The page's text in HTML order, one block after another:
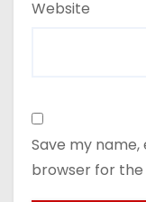
Website
Save my name,
browser for